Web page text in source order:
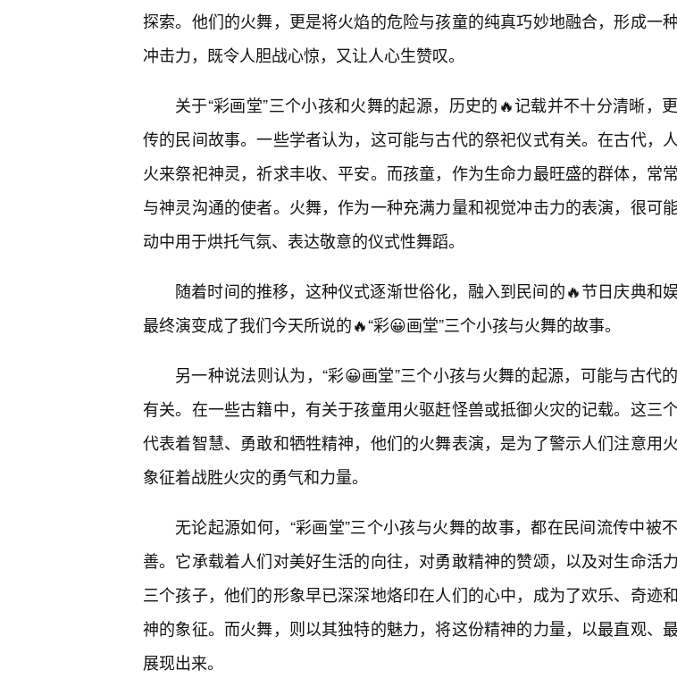
探索。他们的火舞，更是将火焰的危险与孩童的纯真巧妙地融合，形成一
冲击力，既令人胆战心惊，又让人心生赞叹。
关于“彩画堂”三个小孩和火舞的起源，历史的🔥记载并不十分清晰，
传的民间故事。一些学者认为，这可能与古代的祭祀仪式有关。在古代，
火来祭祀神灵，祈求丰收、平安。而孩童，作为生命力最旺盛的群体，常
与神灵沟通的使者。火舞，作为一种充满力量和视觉冲击力的表演，很可
动中用于烘托气氛、表达敬意的仪式性舞蹈。
随着时间的推移，这种仪式逐渐世俗化，融入到民间的🔥节日庆典和娱
最终演变成了我们今天所说的🔥“彩😀画堂”三个小孩与火舞的故事。
另一种说法则认为，“彩😀画堂”三个小孩与火舞的起源，可能与古代
有关。在一些古籍中，有关于孩童用火驱赶怪兽或抵御火灾的记载。这三
代表着智慧、勇敢和牺牲精神，他们的火舞表演，是为了警示人们注意用
象征着战胜火灾的勇气和力量。
无论起源如何，“彩画堂”三个小孩与火舞的故事，都在民间流传中被
善。它承载着人们对美好生活的向往，对勇敢精神的赞颂，以及对生命活
三个孩子，他们的形象早已深深地烙印在人们的心中，成为了欢乐、奇迹
神的象征。而火舞，则以其独特的魅力，将这份精神的力量，以最直观、
展现出来。